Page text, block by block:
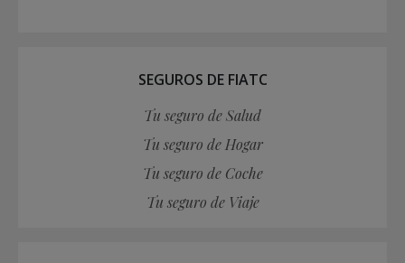
SEGUROS DE FIATC
Tu seguro de Salud
Tu seguro de Hogar
Tu seguro de Coche
Tu seguro de Viaje